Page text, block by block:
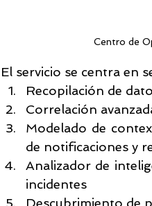
Centro de
El servicio se centra en
Recopilación de
Correlación
Modelado de
de notificaciones y
Analizador de
incidentes
Descubrimiento de